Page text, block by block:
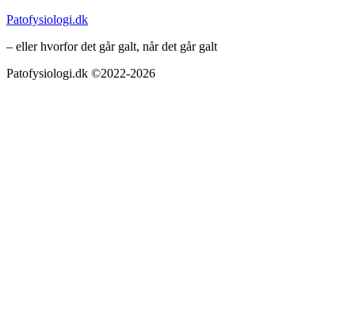
Patofysiologi.dk
– eller hvorfor det går galt, når det går galt
Patofysiologi.dk ©2022-2026